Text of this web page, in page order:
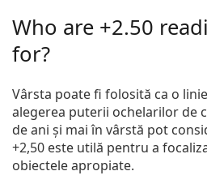
Who are +2.50
for?
Vârsta poate fi folosită ca o
alegerea puterii ochelarilor de
de ani și mai în vârstă pot
+2,50 este utilă pentru a
obiectele apropiate.